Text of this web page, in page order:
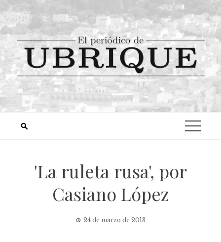
'La ruleta rusa', por
Casiano López
24 de marzo de 2013